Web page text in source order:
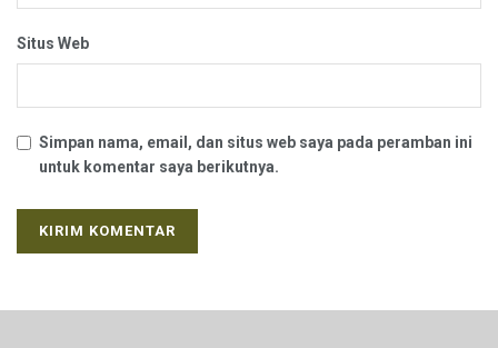
Situs Web
Simpan nama, email, dan situs web saya pada peramban ini
untuk komentar saya berikutnya.